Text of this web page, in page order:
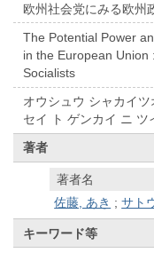
欧州社会党にみる欧州
The Potential Power
in the European
Socialists
オウシュウ シャカイ
セイ ト ゲンカイ ニ ツ
著者
著者名
佐藤, あき ;サト
キーワード等